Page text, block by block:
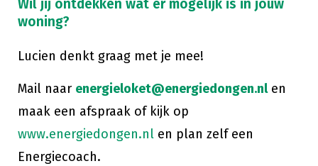
Wil jij ontdekken wat er mogelijk is in jouw
woning?
Lucien denkt graag met je mee!
Mail naar energieloket@energiedongen.nlen
maak een afspraak of kijk op
www.energiedongen.nl en plan zelf een
Energiecoach.